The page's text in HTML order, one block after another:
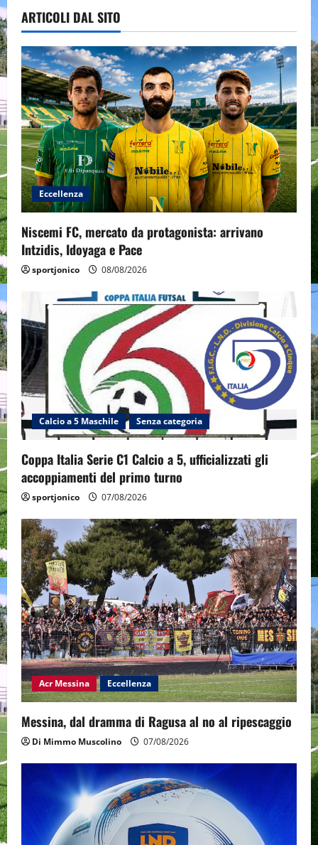
ARTICOLI DAL SITO
Eccellenza
Niscemi FC, mercato da protagonista: arrivano
Intzidis, Idoyaga e Pace
sportjonico 08/08/2026
Calcio a 5 Maschile Senza categoria
Coppa Italia Serie C1 Calcio a 5, ufficializzati gli
accoppiamenti del primo turno
sportjonico 07/08/2026
Acr Messina Eccellenza
Messina, dal dramma di Ragusa al no al ripescaggio
Di Mimmo Muscolino 07/08/2026